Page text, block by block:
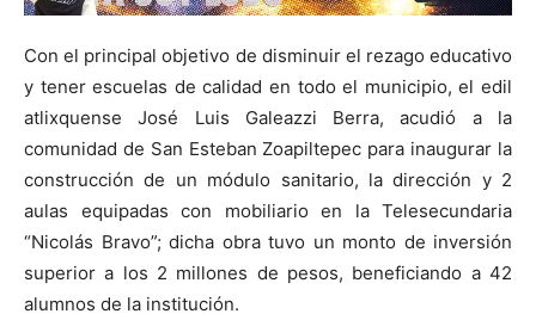
Con el principal objetivo de disminuir el rezago educativo
y tener escuelas de calidad en todo el municipio, el edil
atlixquense José Luis Galeazzi Berra, acudió a la
comunidad de San Esteban Zoapiltepec para inaugurar la
construcción de un módulo sanitario, la dirección y 2
aulas equipadas con mobiliario en la Telesecundaria
“Nicolás Bravo”; dicha obra tuvo un monto de inversión
superior a los 2 millones de pesos, beneficiando a 42
alumnos de la institución.